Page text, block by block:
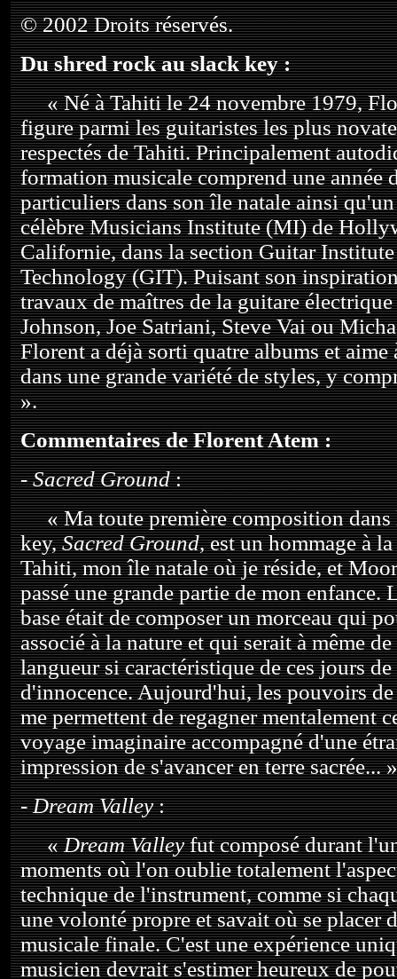
© 2002 Droits réservés.
Du shred rock au slack key :
« Né à Tahiti le 24 novembre 1979,
figure parmi les guitaristes les plus
respectés de Tahiti. Principalement
formation musicale comprend une année
particuliers dans son île natale ainsi qu'un
célèbre Musicians Institute (MI) de
Californie, dans la section Guitar
Technology (GIT). Puisant son
travaux de maîtres de la guitare
Johnson, Joe Satriani, Steve Vai ou
Florent a déjà sorti quatre albums et aime
dans une grande variété de styles, y
».
Commentaires de Florent Atem :
-Sacred Ground:
« Ma toute première composition dans
key,Sacred Ground, est un hommage à
Tahiti, mon île natale où je réside, et
passé une grande partie de mon enfance.
base était de composer un morceau qui
associé à la nature et qui serait à même
langueur si caractéristique de ces jours de
d'innocence. Aujourd'hui, les pouvoirs
me permettent de regagner mentalement
voyage imaginaire accompagné d'une
impression de s'avancer en terre sacrée... »
-Dream Valley:
«Dream Valleyfut composé durant
moments où l'on oublie totalement
technique de l'instrument, comme si
une volonté propre et savait où se placer
musicale finale. C'est une expérience
musicien devrait s'estimer heureux de